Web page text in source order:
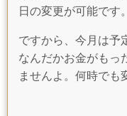
日の変更が可能です。
ですから、今月は予
なんだかお金がもっ
ませんよ。何時でも